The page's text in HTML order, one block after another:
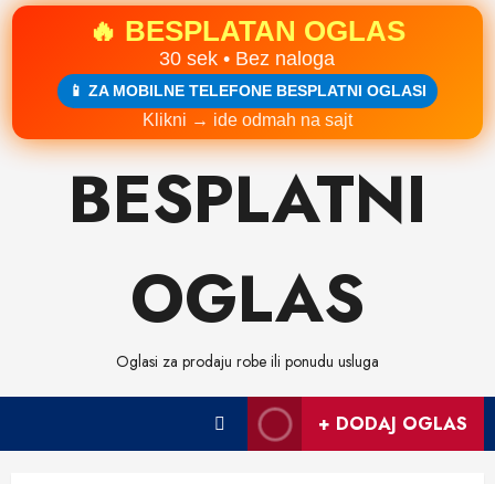
🔥 BESPLATAN OGLAS
30 sek • Bez naloga
📱 ZA MOBILNE TELEFONE BESPLATNI OGLASI
Klikni → ide odmah na sajt
Skip
BESPLATNI
OGLAS
Oglasi za prodaju robe ili ponudu usluga
+ DODAJ OGLAS